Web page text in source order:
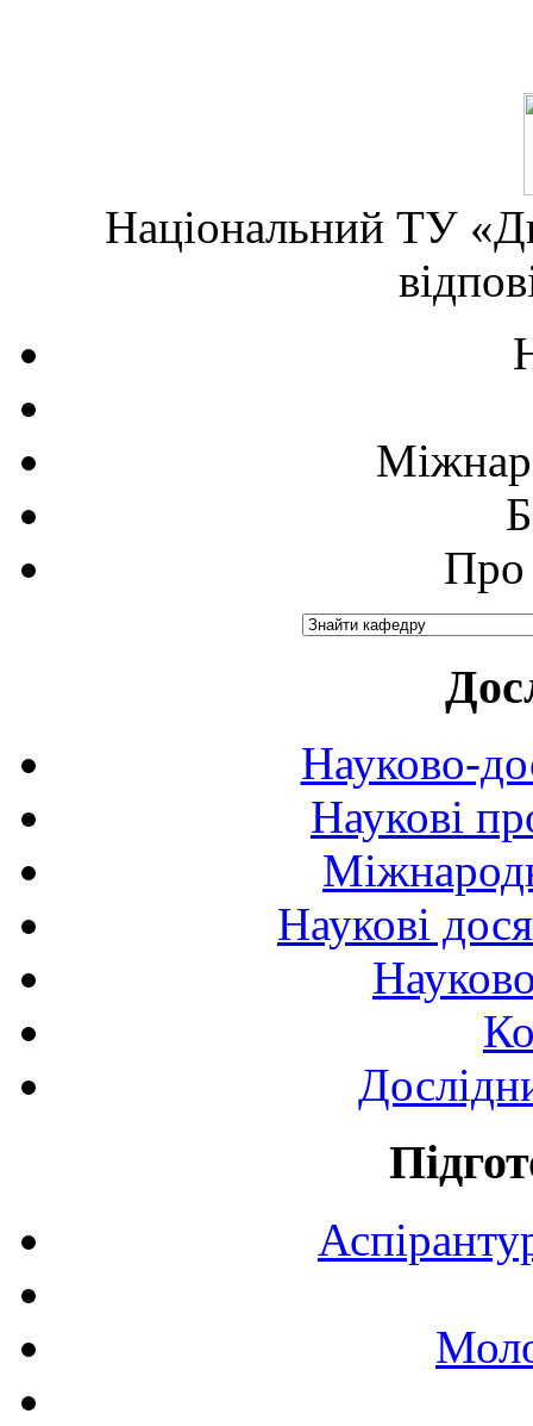
Національний ТУ
Про
Науково-
Наукові
Наукові